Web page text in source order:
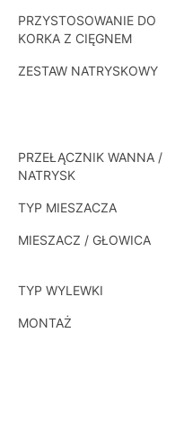
PRZYSTOSOWANIE DO
KORKA Z CIĘGNEM
ZESTAW NATRYSKOWY
PRZEŁĄCZNIK WANNA /
NATRYSK
TYP MIESZACZA
MIESZACZ / GŁOWICA
TYP WYLEWKI
MONTAŻ